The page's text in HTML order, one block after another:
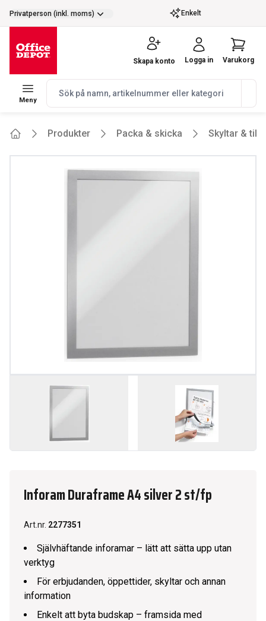
selector.vat
Privatperson (inkl. moms) Enkelt
Meny
navbar.quicksearch.label
Skapa konto Logga in Varukorg
Produkter Packa & skicka Skyltar &
Inforam Duraframe A4 silver 2 st/fp
Art.nr. 2277351
Självhäftande inforamar – lätt att sätta upp utan
verktyg
För erbjudanden, öppettider, skyltar och annan
information
Enkelt att byta budskap – framsida med